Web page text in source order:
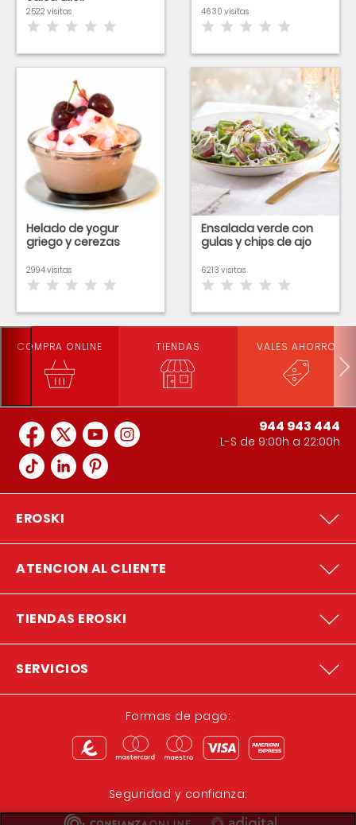
2522 visitas 4630 visitas
Helado de yogur
griego y cerezas
2994 visitas
Ensalada verde con
gulas y chips de ajo
6213 visitas
COMPRA ONLINE TIENDAS VALES AHORRO
944 943 444
L-S de 9:00h a 22:00h
EROSKI
ATENCION AL CLIENTE
TIENDAS EROSKI
SERVICIOS
Formas de pago:
Seguridad y confianza: